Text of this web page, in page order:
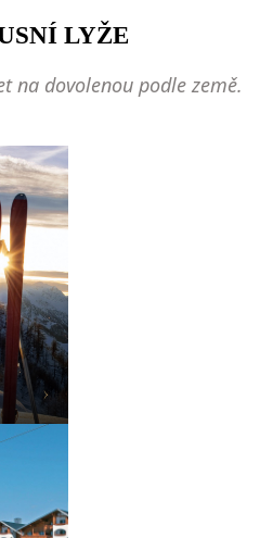
LYŽE
na dovolenou podle země.
›